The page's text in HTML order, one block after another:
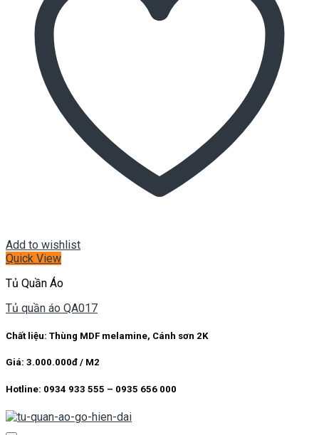
Add to wishlist
Quick View
Tủ Quần Áo
Tủ quần áo QA017
Chất liệu: Thùng MDF melamine, Cánh sơn 2K
Giá: 3.000.000đ / M2
Hotline: 0934 933 555 – 0935 656 000